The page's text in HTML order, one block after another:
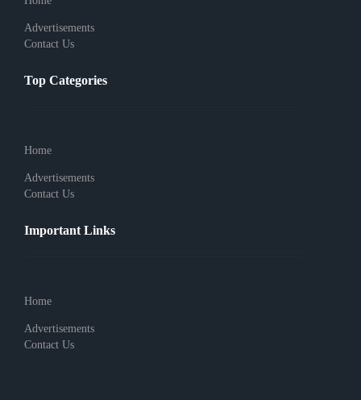
Advertisements
Contact Us
Top Categories
Home
Advertisements
Contact Us
Important Links
Home
Advertisements
Contact Us